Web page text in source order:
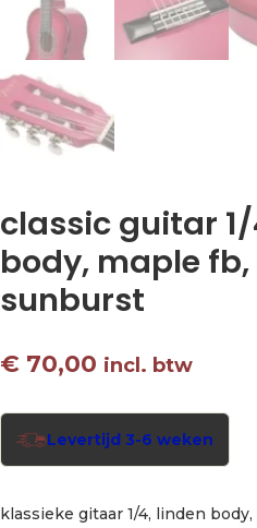
classic guitar
body, maple
sunburst
€ 70,00 incl. btw
Levertijd 3-6 weken
klassieke gitaar 1/4, linden